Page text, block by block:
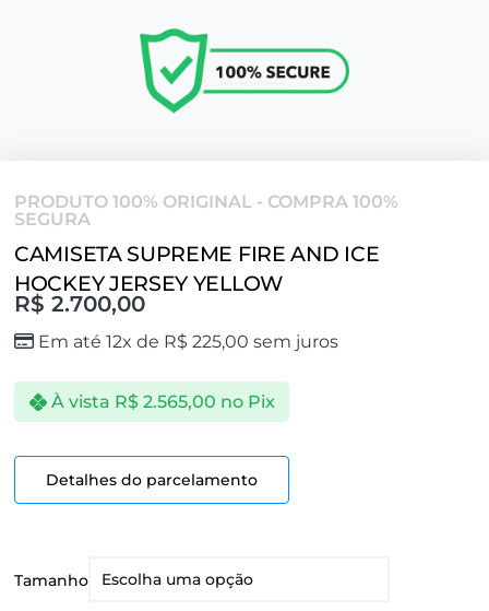
PRODUTO 100% ORIGINAL - COMPRA 100%
SEGURA
CAMISETA SUPREME FIRE AND ICE
HOCKEY JERSEY YELLOW
R$ 2.700,00
Em até 12x de R$ 225,00 sem juros
À vista R$2.565,00 no Pix
Detalhes do parcelamento
Tamanho